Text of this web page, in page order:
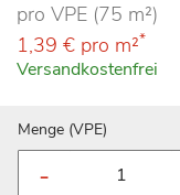
pro VPE (75 m²)
1,39 € pro m²*
Versandkostenfrei
Menge (VPE)